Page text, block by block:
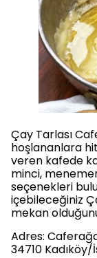
Çay Tarlası
hoşlananlara
veren kafede
minci,
seçenekleri
içebileceğiniz
mekan
Adres:
34710